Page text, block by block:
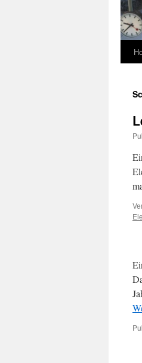
Inhalt